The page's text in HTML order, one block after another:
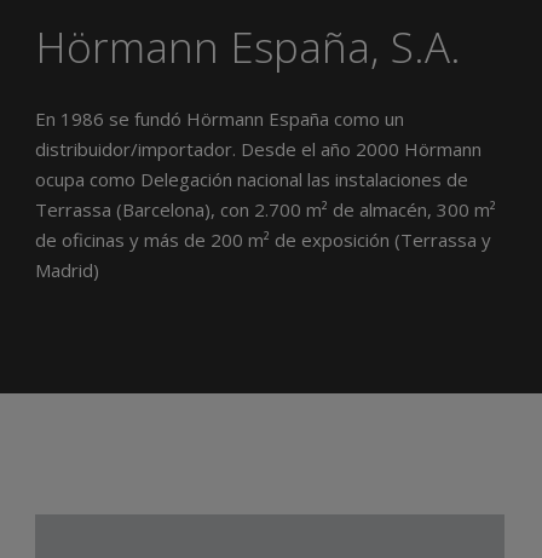
Hörmann España, S.A.
En 1986 se fundó Hörmann España como un
distribuidor/importador. Desde el año 2000 Hörmann
ocupa como Delegación nacional las instalaciones de
Terrassa (Barcelona), con 2.700 m² de almacén, 300 m²
de oficinas y más de 200 m² de exposición (Terrassa y
Madrid)